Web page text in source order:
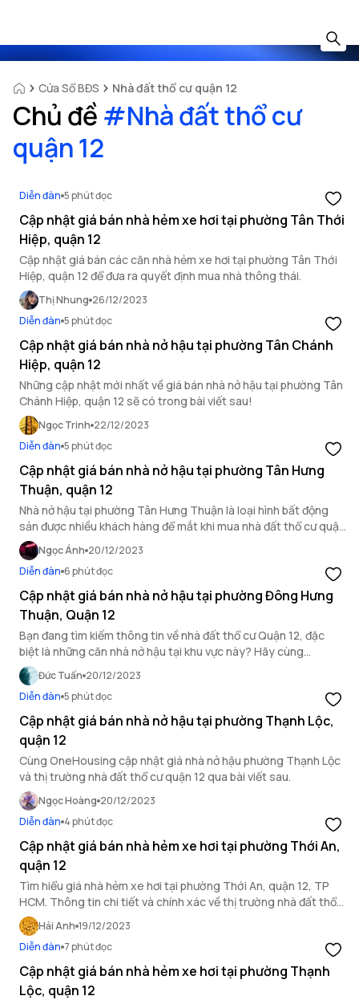
Cửa Sổ BĐS Nhà đất thổ cư quận 12
Chủ đề #Nhà đất thổ cư
quận 12
Diễn đàn 5 phút đọc
Cập nhật giá bán nhà hẻm xe hơi tại phường Tân Thới
Hiệp, quận 12
Cập nhật giá bán các căn nhà hẻm xe hơi tại phường Tân Thới
Hiệp, quận 12 để đưa ra quyết định mua nhà thông thái.
Thị Nhung 26/12/2023
Diễn đàn 5 phút đọc
Cập nhật giá bán nhà nở hậu tại phường Tân Chánh
Hiệp, quận 12
Những cập nhật mới nhất về giá bán nhà nở hậu tại phường Tân
Chánh Hiệp, quận 12 sẽ có trong bài viết sau!
Ngọc Trinh 22/12/2023
Diễn đàn 5 phút đọc
Cập nhật giá bán nhà nở hậu tại phường Tân Hưng
Thuận, quận 12
Nhà nở hậu tại phường Tân Hưng Thuận là loại hình bất động
sản được nhiều khách hàng để mắt khi mua nhà đất thổ cư quận
12. Hãy cùng OneHousing cập nhật giá nhà nở hậu mới nhất tại
khu vực này qua bài viết dưới đây!
Ngọc Ánh 20/12/2023
Diễn đàn 6 phút đọc
Cập nhật giá bán nhà nở hậu tại phường Đông Hưng
Thuận, Quận 12
Bạn đang tìm kiếm thông tin về nhà đất thổ cư Quận 12, đặc
biệt là những căn nhà nở hậu tại khu vực này? Hãy cùng
OneHousing cập nhật giá bán nhà nở hậu tại phường Đông
Hưng Thuận, Quận 12 qua bài viết dưới đây.
Đức Tuấn 20/12/2023
Diễn đàn 5 phút đọc
Cập nhật giá bán nhà nở hậu tại phường Thạnh Lộc,
quận 12
Cùng OneHousing cập nhật giá nhà nở hậu phường Thạnh Lộc
và thị trường nhà đất thổ cư quận 12 qua bài viết sau.
Ngọc Hoàng 20/12/2023
Diễn đàn 4 phút đọc
Cập nhật giá bán nhà hẻm xe hơi tại phường Thới An,
quận 12
Tìm hiểu giá nhà hẻm xe hơi tại phường Thới An, quận 12, TP
HCM. Thông tin chi tiết và chính xác về thị trường nhà đất thổ
cư quận 12.
Hải Anh 19/12/2023
Diễn đàn 7 phút đọc
Cập nhật giá bán nhà hẻm xe hơi tại phường Thạnh
Lộc, quận 12